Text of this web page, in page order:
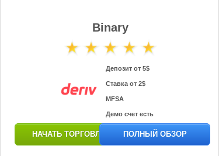
Binary
Депозит от 5$
Ставка от 2$
MFSA
Демо счет есть
НАЧАТЬ ТОРГОВЛЮ ПОЛНЫЙ ОБЗОР